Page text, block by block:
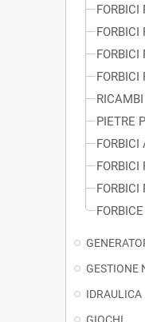
FORBICI
FORBICI
FORBICI
FORBICI
PIETRE
FORBICI
FORBICI
GESTIONE
IDRAULICA
GIOCHI